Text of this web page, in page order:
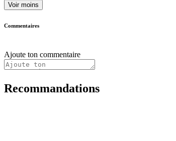
Voir moins
Commentaires
Ajoute ton commentaire
Recommandations